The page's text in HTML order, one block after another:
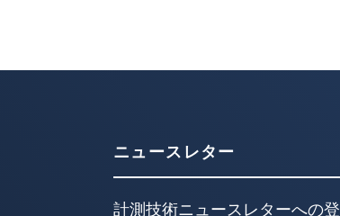
ニュースレター
計測技術ニュースレターへの登